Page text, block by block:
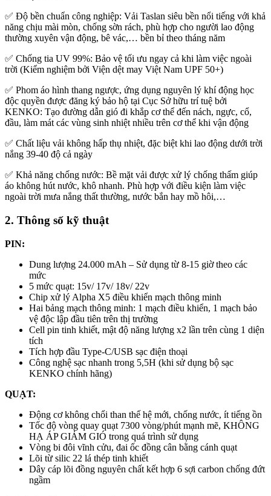
✅ Độ bền chuẩn công nghiệp: Vải Taslan siêu bền nổi tiếng với khả
năng chịu mài mòn, chống sờn rách, phù hợp cho người lao động
thường xuyên vận động, bê vác,… bền bỉ theo tháng năm
✅ Chống tia UV 99%: Bảo vệ tối ưu ngay cả khi làm việc ngoài
trời (Kiểm nghiệm bởi Viện dệt may Việt Nam UPF 50+)
✅ Phom áo hình thang ngược, ứng dụng nguyên lý khí động học
độc quyền được đăng ký bảo hộ tại Cục Sở hữu trí tuệ bởi
KENKO: Tạo đường dẫn gió đi khắp cơ thể đến nách, ngực, cổ,
đầu, làm mát các vùng sinh nhiệt nhiều trên cơ thể khi vận động
✅ Chất liệu vải không hấp thụ nhiệt, đặc biệt khi lao động dưới trời
nắng 39-40 độ cả ngày
✅ Khả năng chống nước: Bề mặt vải được xử lý chống thấm giúp
áo không hút nước, khô nhanh. Phù hợp với điều kiện làm việc
ngoài trời mưa nắng thất thường, nước bắn hay mồ hôi,…
2. Thông số kỹ thuật
PIN:
Dung lượng 24.000 mAh – Sử dụng từ 8-15 giờ theo các
mức
5 mức quạt: 15v/ 17v/ 18v/ 22v
Chip xử lý Alpha X5 điều khiển mạch thông minh
Hai bảng mạch thông minh: 1 mạch điều khiển, 1 mạch bảo
vệ độc lập đầu tiên trên thị trường
Cell pin tinh khiết, mật độ năng lượng x2 lần trên cùng 1 diện
tích
Tích hợp đầu Type-C/USB sạc điện thoại
Công nghệ sạc nhanh trong 5,5H (khi sử dụng bộ sạc
KENKO chính hãng)
QUẠT:
Động cơ không chổi than thế hệ mới, chống nước, ít tiếng ồn
Tốc độ vòng quay quạt 7300 vòng/phút mạnh mẽ, KHÔNG
HẠ ÁP GIẢM GIÓ trong quá trình sử dụng
Vòng bi đôi vĩnh cửu, đai ốc đồng cân bằng cánh quạt
Lõi từ silic 22 lá thép tinh khiết
Dây cáp lõi đồng nguyên chất kết hợp 6 sợi carbon chống đứt
ngầm